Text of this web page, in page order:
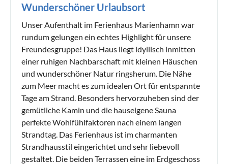
Wunderschöner Urlaubsort
Unser Aufenthalt im Ferienhaus Marienhamn war
rundum gelungen ein echtes Highlight für unsere
Freundesgruppe! Das Haus liegt idyllisch inmitten
einer ruhigen Nachbarschaft mit kleinen Häuschen
und wunderschöner Natur ringsherum. Die Nähe
zum Meer macht es zum idealen Ort für entspannte
Tage am Strand. Besonders hervorzuheben sind der
gemütliche Kamin und die hauseigene Sauna
perfekte Wohlfühlfaktoren nach einem langen
Strandtag. Das Ferienhaus ist im charmanten
Strandhausstil eingerichtet und sehr liebevoll
gestaltet. Die beiden Terrassen eine im Erdgeschoss